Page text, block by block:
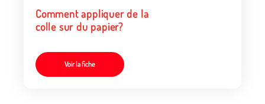
Comment appliquer de la
colle sur du papier?
Voir la fiche